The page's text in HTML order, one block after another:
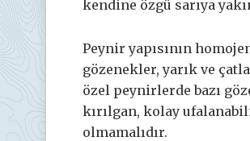
kendine özgü sarıya
Peynir yapısının
gözenekler, yarık ve
özel peynirlerde bazı
kırılgan, kolay
olmamalıdır.